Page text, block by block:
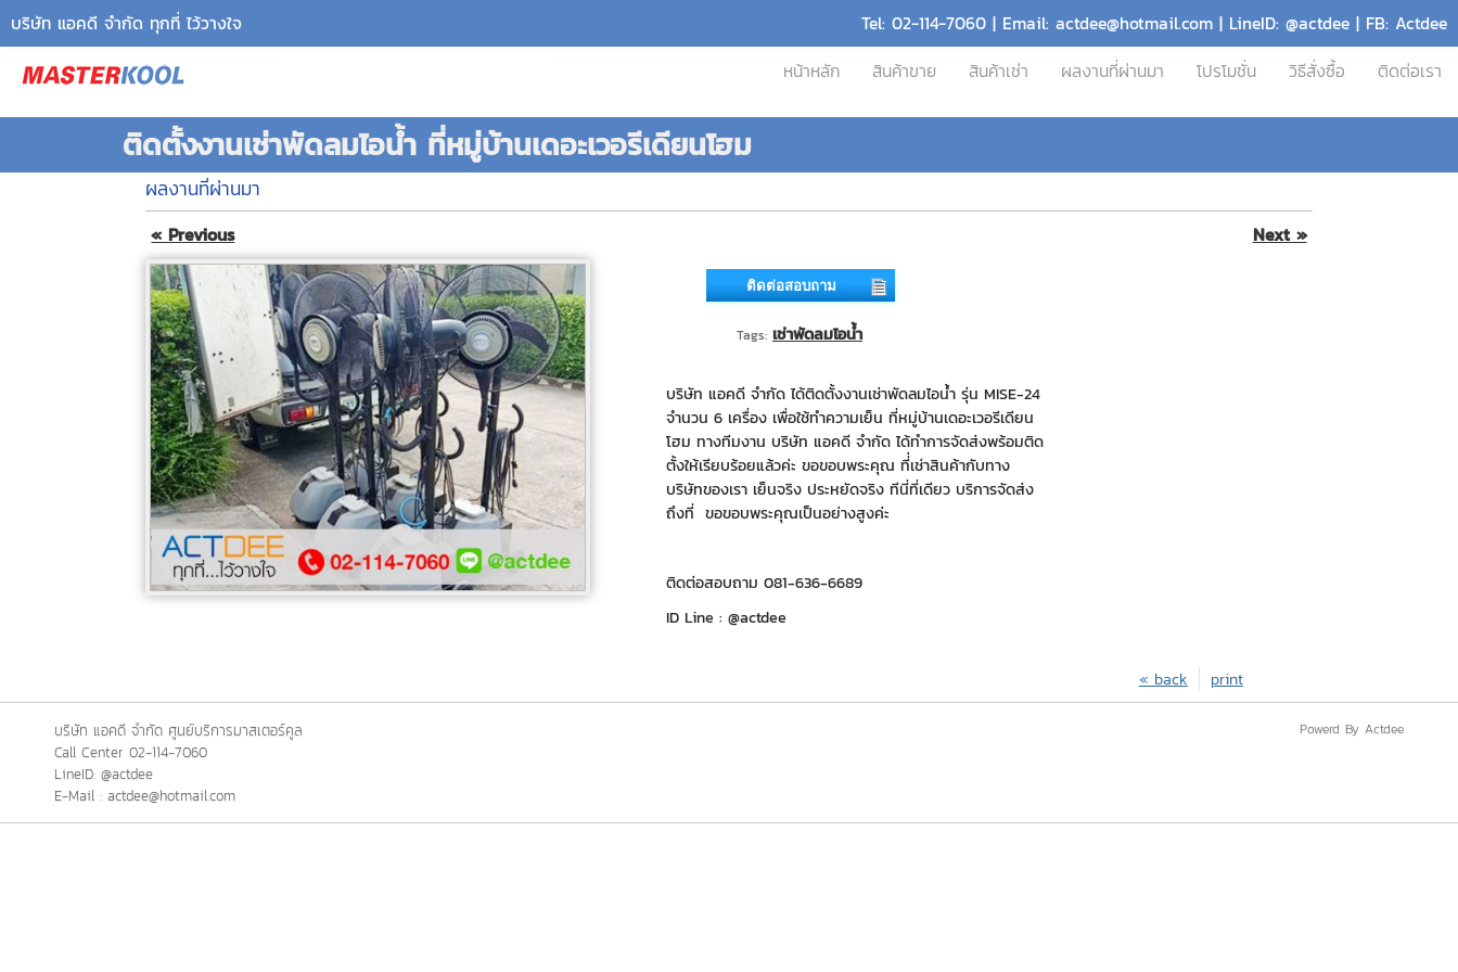
บริษัท แอคดี จำกัด ทุกที่ ไว้วางใจ
Tel: 02-114-7060 | Email: actdee@hotmail.com | LineID: @actdee | FB: Actdee
หน้าหลัก
สินค้าขาย สินค้าเช่า ผลงานที่ผ่านมา โปรโมชั่น วิธีสั่งซื้อ ติดต่อเรา
ติดตั้งงานเช่าพัดลมไอน้ำ ที่หมู่บ้านเดอะเวอรีเดียนโฮม
ผลงานที่ผ่านมา
« Previous Next »
Tags: เช่าพัดลมไอน้ำ
บริษัท แอคดี จำกัด ได้ติดตั้งงานเช่าพัดลมไอน้ำ รุ่น MISE-24
จำนวน 6 เครื่อง เพื่อใช้ทำความเย็น ที่หมู่บ้านเดอะเวอรีเดียน
โฮม ทางทีมงาน บริษัท แอคดี จำกัด ได้ทำการจัดส่งพร้อมติด
ตั้งให้เรียบร้อยแล้วค่ะ ขอขอบพระคุณ ที่่เช่าสินค้ากับทาง
บริษัทของเรา เย็นจริง ประหยัดจริง ทีนี่ที่เดียว บริการจัดส่ง
ถึงที่ ขอขอบพระคุณเป็นอย่างสูงค่ะ
ติดต่อสอบถาม 081-636-6689
ID Line : @actdee
print
« back
บริษัท แอคดี จำกัด ศูนย์บริการมาสเตอร์คูล
Call Center 02-114-7060
LineID: @actdee
E-Mail : actdee@hotmail.com
Powerd By Actdee